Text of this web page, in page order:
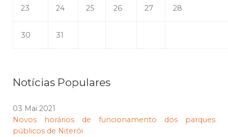
23 24 25 26 27 28
30 31
Notícias Populares
03 Mai 2021
Novos horários de funcionamento dos parques
públicos de Niterói